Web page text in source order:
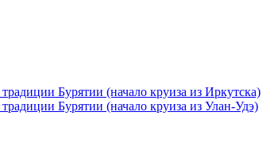
Бурятии (начало круиза из Иркутска)
Бурятии (начало круиза из Улан-Удэ)